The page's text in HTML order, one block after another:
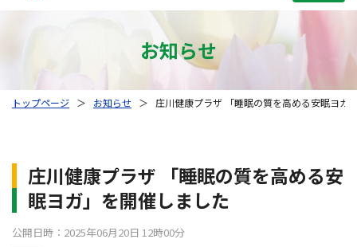
お知らせ
トップページ ＞ お知らせ ＞ 庄川健康プラザ 「睡眠の質を高める安眠ヨガ
庄川健康プラザ 「睡眠の質を高める安
眠ヨガ」を開催しました
公開日時：2025年06月20日 12時00分